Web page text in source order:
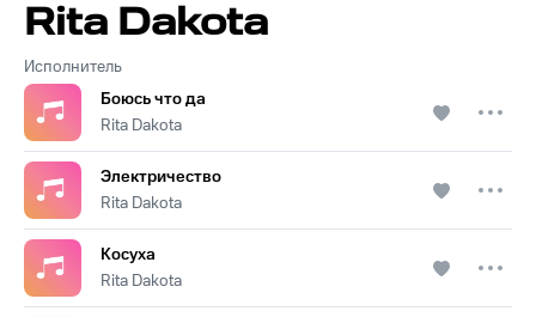
Исполнитель
Rita Dakota
Боюсь что да
Rita Dakota
Электричество
Rita Dakota
Косуха
Rita Dakota